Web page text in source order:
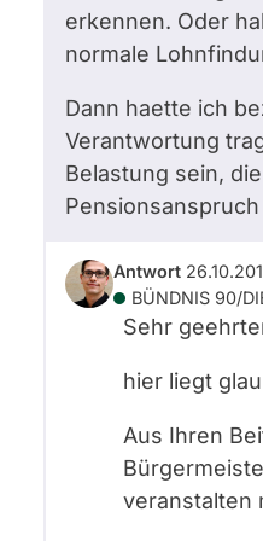
erkennen. Oder
normale
Dann haette ich
Verantwortung
Belastung sein,
Antwort
BÜNDNIS 90/­
Sehr
hier liegt
Aus Ihren
veranstalten